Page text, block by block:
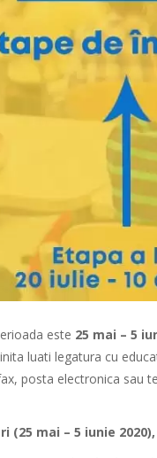
este 25 mai – 5
luati legatura cu
posta electronica sau
(25 mai – 5 iunie